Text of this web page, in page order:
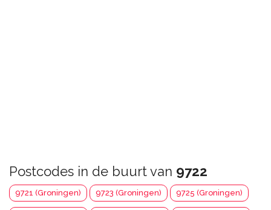
Postcodes in de buurt van 9722
9721 (Groningen) 9723 (Groningen) 9725 (Groningen)